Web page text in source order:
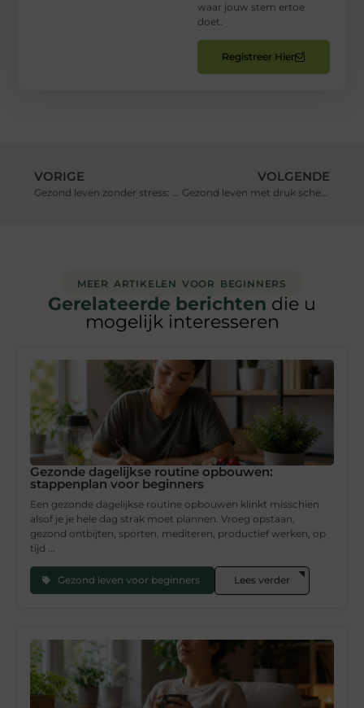
waar jouw stem ertoe
doet.
Registreer Hier
VORIGE
Gezond leven zonder stress: hoe doe je dat?
VOLGENDE
Gezond leven met druk schema: praktische tips voor weinig tijd
MEER ARTIKELEN VOOR BEGINNERS
Gerelateerde berichten die u
mogelijk interesseren
Gezonde dagelijkse routine opbouwen:
stappenplan voor beginners
Een gezonde dagelijkse routine opbouwen klinkt misschien
alsof je je hele dag strak moet plannen. Vroeg opstaan,
gezond ontbijten, sporten, mediteren, productief werken, op
tijd ...
Gezond leven voor beginners Lees verder